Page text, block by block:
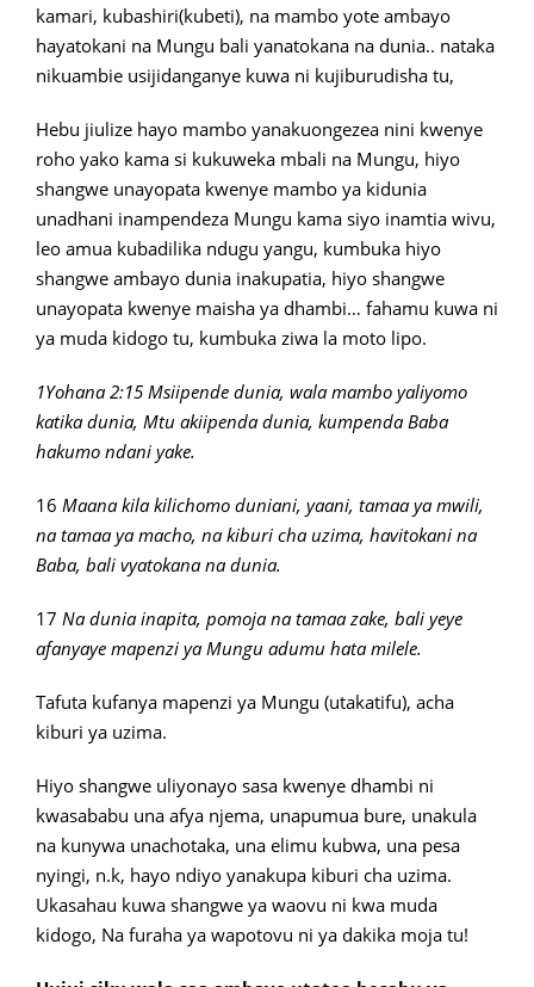
kamari, kubashiri(kubeti), na mambo yote ambayo
hayatokani na Mungu bali yanatokana na dunia.. nataka
nikuambie usijidanganye kuwa ni kujiburudisha tu,
Hebu jiulize hayo mambo yanakuongezea nini kwenye
roho yako kama si kukuweka mbali na Mungu, hiyo
shangwe unayopata kwenye mambo ya kidunia
unadhani inampendeza Mungu kama siyo inamtia wivu,
leo amua kubadilika ndugu yangu, kumbuka hiyo
shangwe ambayo dunia inakupatia, hiyo shangwe
unayopata kwenye maisha ya dhambi… fahamu kuwa ni
ya muda kidogo tu, kumbuka ziwa la moto lipo.
1Yohana 2:15 Msiipende dunia, wala mambo yaliyomo
katika dunia, Mtu akiipenda dunia, kumpenda Baba
hakumo ndani yake.
16 Maana kila kilichomo duniani, yaani, tamaa ya mwili,
na tamaa ya macho, na kiburi cha uzima, havitokani na
Baba, bali vyatokana na dunia.
17 Na dunia inapita, pomoja na tamaa zake, bali yeye
afanyaye mapenzi ya Mungu adumu hata milele.
Tafuta kufanya mapenzi ya Mungu (utakatifu), acha
kiburi ya uzima.
Hiyo shangwe uliyonayo sasa kwenye dhambi ni
kwasababu una afya njema, unapumua bure, unakula
na kunywa unachotaka, una elimu kubwa, una pesa
nyingi, n.k, hayo ndiyo yanakupa kiburi cha uzima.
Ukasahau kuwa shangwe ya waovu ni kwa muda
kidogo, Na furaha ya wapotovu ni ya dakika moja tu!